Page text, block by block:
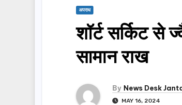
अपराध
शॉर्ट सर्किट से
सामान राख
By News Desk
MAY 16, 2024